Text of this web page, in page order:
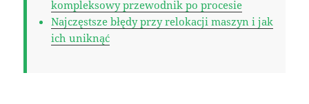
kompleksowy przewodnik po procesie
Najczęstsze błędy przy relokacji maszyn i jak
ich uniknąć